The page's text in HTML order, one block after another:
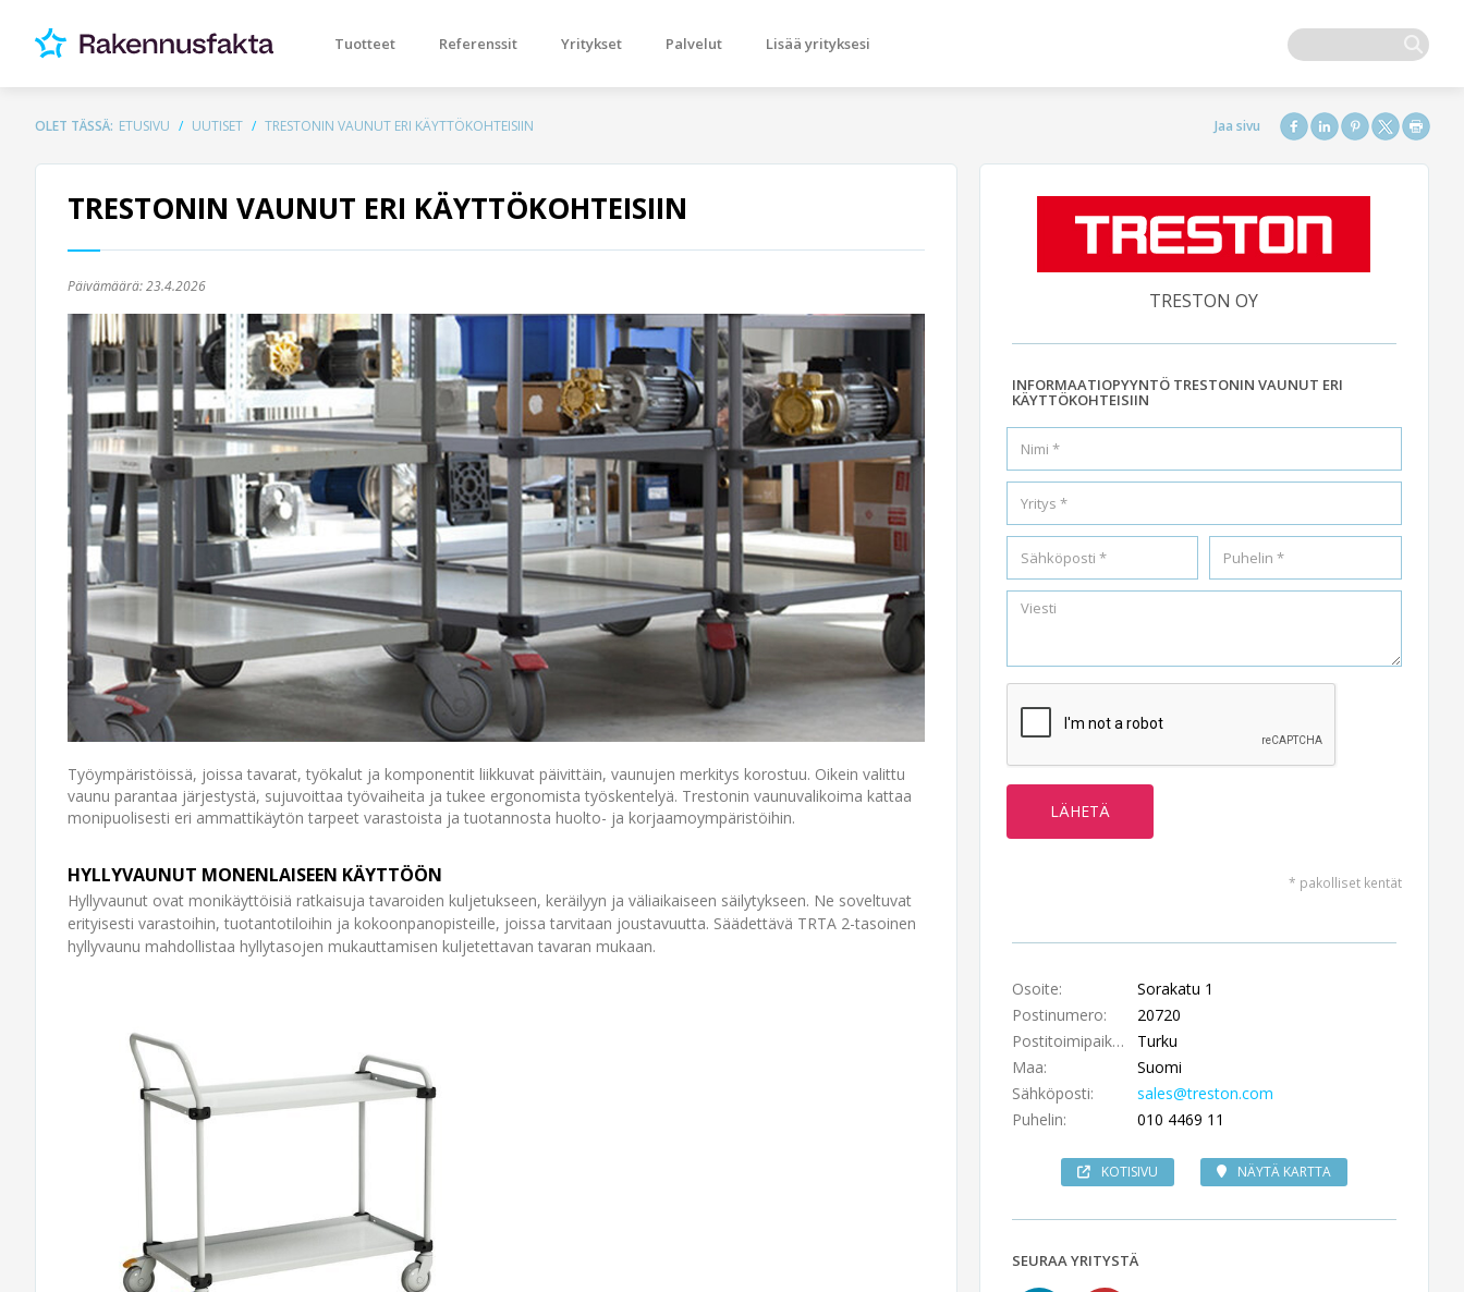
Tuotteet Referenssit Yritykset Palvelut Lisää yrityksesi
OLET TÄSSÄ: ETUSIVU UUTISET TRESTONIN VAUNUT ERI KÄYTTÖKOHTEISIIN
TRESTONIN VAUNUT ERI KÄYTTÖKOHTEISIIN
Päivämäärä:23.4.2026
Työympäristöissä, joissa tavarat, työkalut ja komponentit liikkuvat päivittäin, vaunujen merkitys korostuu. Oikein valittu
vaunu parantaa järjestystä, sujuvoittaa työvaiheita ja tukee ergonomista työskentelyä. Trestonin vaunuvalikoima kattaa
monipuolisesti eri ammattikäytön tarpeet varastoista ja tuotannosta huolto- ja korjaamoympäristöihin.
HYLLYVAUNUT MONENLAISEEN KÄYTTÖÖN
Hyllyvaunut ovat monikäyttöisiä ratkaisuja tavaroiden kuljetukseen, keräilyyn ja väliaikaiseen säilytykseen. Ne soveltuvat
erityisesti varastoihin, tuotantotiloihin ja kokoonpanopisteille, joissa tarvitaan joustavuutta. Säädettävä TRTA 2-tasoinen
hyllyvaunu mahdollistaa hyllytasojen mukauttamisen kuljetettavan tavaran mukaan.
TRESTON OY
INFORMAATIOPYYNTÖ TRESTONIN VAUNUT ERI
KÄYTTÖKOHTEISIIN
* pakolliset kentät
Osoite:
Sorakatu 1
Postinumero:
20720
Postitoimipaikka:
Turku
Maa:
Suomi
Sähköposti:
sales@treston.com
Puhelin:
010 4469 11
KOTISIVU NÄYTÄ KARTTA
SEURAA YRITYSTÄ